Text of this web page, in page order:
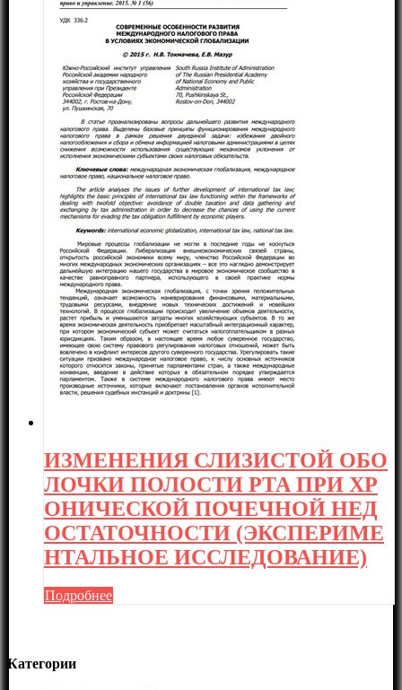
ИЗМЕНЕНИЯ СЛИЗИСТОЙ ОБО
ЛОЧКИ ПОЛОСТИ РТА ПРИ ХР
ОНИЧЕСКОЙ ПОЧЕЧНОЙ НЕД
ОСТАТОЧНОСТИ (ЭКСПЕРИМЕ
НТАЛЬНОЕ ИССЛЕДОВАНИЕ)
Подробнее
Категории